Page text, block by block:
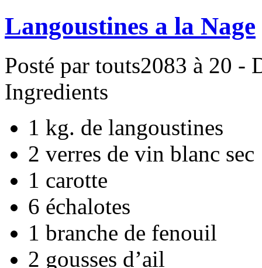
Langoustines a la Nage
Posté par touts2083 à 20 -
Ingredients
1 kg. de langoustines
2 verres de vin blanc sec
1 carotte
6 échalotes
1 branche de fenouil
2 gousses d’ail